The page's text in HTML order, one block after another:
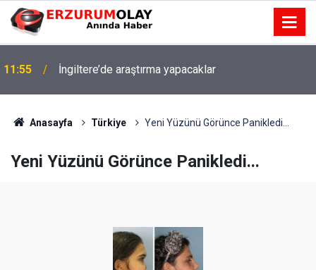
11:55 İngiltere’de araştırma yapacaklar
Anasayfa Türkiye Yeni Yüzünü Görünce Panikledi...
Yeni Yüzünü Görünce Panikledi...